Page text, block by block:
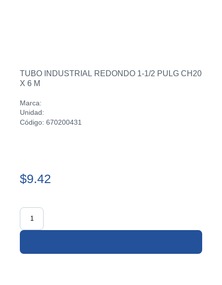
TUBO INDUSTRIAL REDONDO 1-1/2 PULG CH20
X 6 M
Marca:
Unidad:
Código: 670200431
$9.42